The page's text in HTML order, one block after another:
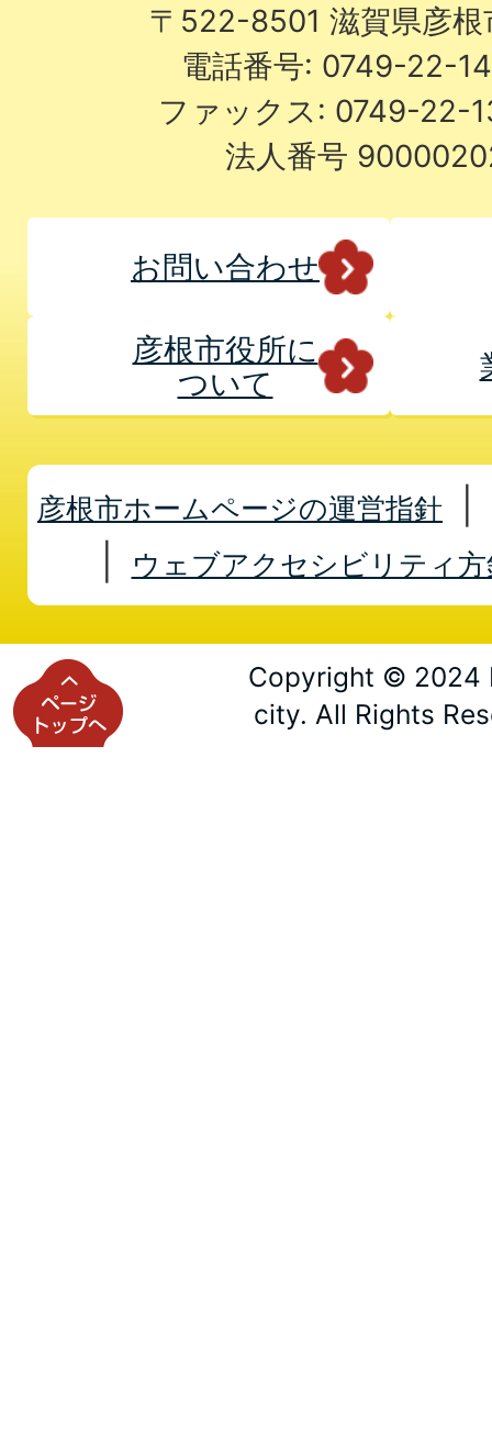
〒522-8501 滋賀県彦
電話番号: 0749-22-
ファックス: 0749-22-
法人番号
お問い合わせ
彦根市役所に
ついて
彦根市ホームページの運営指針
ウェブアクセシビリティ方
Copyright © 2024
city. All Rights